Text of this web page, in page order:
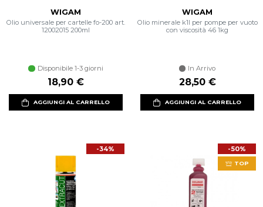
WIGAM
Olio universale per cartelle fo-200 art.
12002015 200ml
Disponibile 1-3 giorni
18,90 €
AGGIUNGI AL CARRELLO
WIGAM
Olio minerale k1l per pompe per vuoto
con viscosità 46 1kg
In Arrivo
28,50 €
AGGIUNGI AL CARRELLO
-34% -50%
TOP